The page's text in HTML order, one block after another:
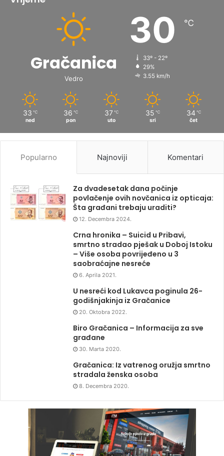
Gračanica
Vedro
30 ℃
33º - 22º
29%
3.55 km/h
33 ℃
ned
36 ℃
pon
37 ℃
uto
35 ℃
sri
34 ℃
čet
Popularno Najnoviji Komentari
Za dvadesetak dana počinje
povlačenje ovih novčanica iz opticaja:
Šta građani trebaju uraditi?
12. Decembra 2024.
Crna hronika – Suicid u Pribavi,
smrtno stradao pješak u Doboj Istoku
– Više osoba povrijeđeno u 3
saobraćajne nesreće
6. Aprila 2021.
U nesreći kod Lukavca poginula 26-
godišnjakinja iz Gračanice
20. Oktobra 2022.
Biro Gračanica – Informacija za sve
građane
30. Marta 2020.
Gračanica: Iz vatrenog oružja smrtno
stradala ženska osoba
8. Decembra 2020.